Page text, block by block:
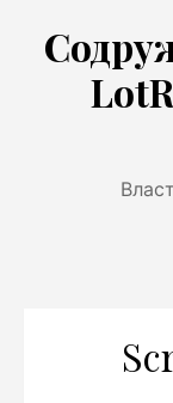
содержимому